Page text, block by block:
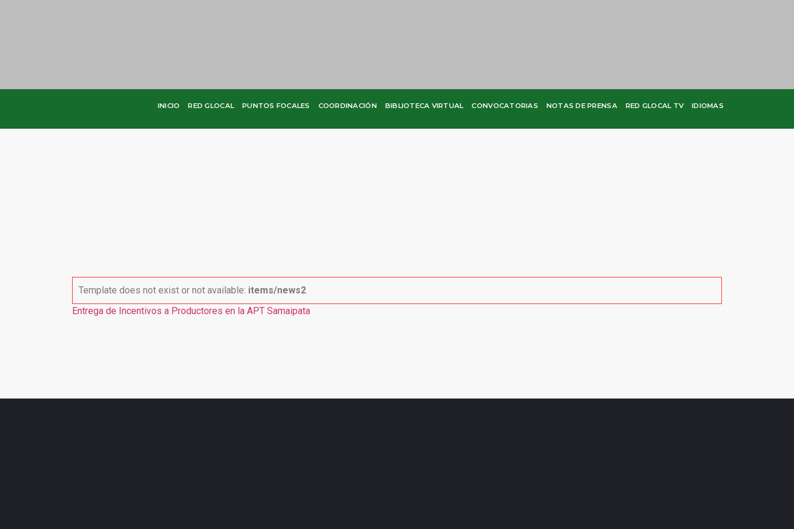
INICIO RED GLOCAL PUNTOS FOCALES COORDINACIÓN BIBLIOTECA VIRTUAL CONVOCATORIAS NOTAS DE PRENSA RED GLOCAL TV IDIOMAS
Template does not exist or not available: items/news2
Entrega de Incentivos a Productores en la APT Samaipata